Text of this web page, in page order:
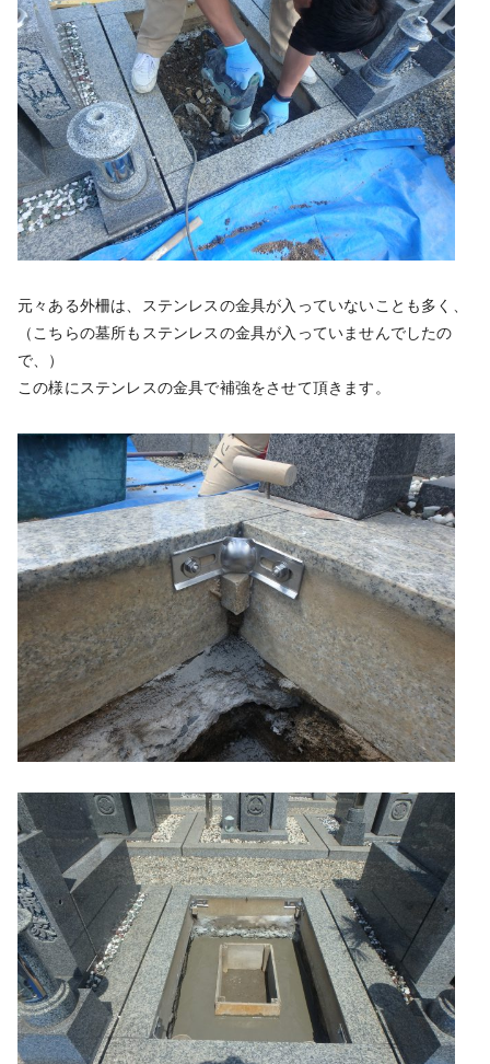
元々ある外柵は、ステンレスの金具が入っていないことも多く、
（こちらの墓所もステンレスの金具が入っていませんでしたの
で、）
この様にステンレスの金具で補強をさせて頂きます。